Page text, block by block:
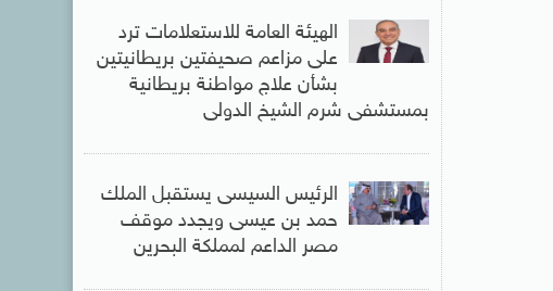
الهيئة العامة للاستعلامات ترد
على مزاعم صحيفتين بريطانيتين
بشأن علاج مواطنة بريطانية
بمستشفى شرم الشيخ الدولى
الرئيس السيسى يستقبل الملك
حمد بن عيسى ويجدد موقف
مصر الداعم لمملكة البحرين